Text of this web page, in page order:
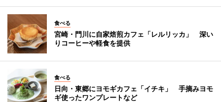
食べる
宮崎・門川に自家焙煎カフェ「レルリッカ」 深い
りコーヒーや軽食を提供
食べる
日向・東郷にヨモギカフェ「イチキ」 手摘みヨモ
ギ使ったワンプレートなど